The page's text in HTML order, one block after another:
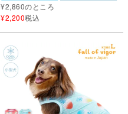
¥2,860のところ
¥2,200税込